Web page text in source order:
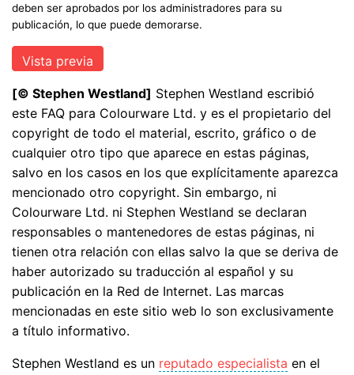
deben ser aprobados por los administradores para su
publicación, lo que puede demorarse.
[© Stephen Westland] Stephen Westland escribió
este FAQ para Colourware Ltd. y es el propietario del
copyright de todo el material, escrito, gráfico o de
cualquier otro tipo que aparece en estas páginas,
salvo en los casos en los que explícitamente aparezca
mencionado otro copyright. Sin embargo, ni
Colourware Ltd. ni Stephen Westland se declaran
responsables o mantenedores de estas páginas, ni
tienen otra relación con ellas salvo la que se deriva de
haber autorizado su traducción al español y su
publicación en la Red de Internet. Las marcas
mencionadas en este sitio web lo son exclusivamente
a título informativo.
Stephen Westland es un reputado especialista en el